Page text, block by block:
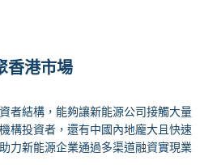
香港市場
者結構，能夠讓新能源公司接觸大量
構投資者，還有中國內地龐大且快速
力新能源企業通過多渠道融資實現業